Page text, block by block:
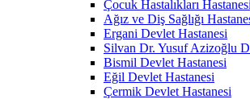
Çocuk Hastalıkları Hastanesi
Ağız ve Diş Sağlığı
Ergani Devlet Hastanesi
Silvan Dr. Yusuf Azizoğlu
Bismil Devlet Hastanesi
Eğil Devlet Hastanesi
Çermik Devlet Hastanesi